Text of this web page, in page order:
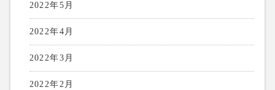
2022年5月
2022年4月
2022年3月
2022年2月